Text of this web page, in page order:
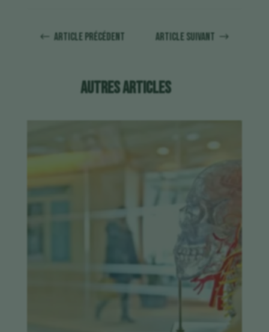
# Article précédent Article suivant $
Autres articles